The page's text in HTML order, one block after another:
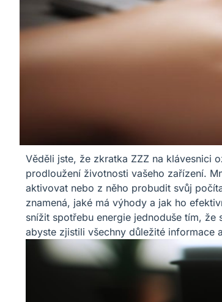
Věděli jste, že zkratka ZZZ na klávesnici
prodloužení životnosti vašeho zařízení.
aktivovat nebo z něho probudit svůj
znamená, jaké má výhody a jak ho
snížit spotřebu energie jednoduše tím,
abyste zjistili všechny důležité informace